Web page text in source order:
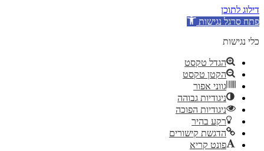
דילוג לתוכן
פתח סרגל נגישות
כלי נגישות
הגדל טקסט
הקטן טקסט
גווני אפור
ניגודיות גבוהה
ניגודיות הפוכה
רקע בהיר
הדגשת קישורים
פונט קריא